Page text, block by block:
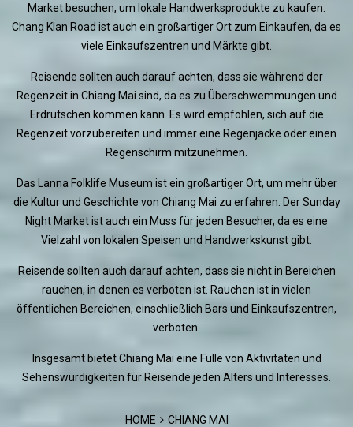
Market besuchen, um lokale Handwerksprodukte zu kaufen.
Chang Klan Road ist auch ein großartiger Ort zum Einkaufen, da es
viele Einkaufszentren und Märkte gibt.
Reisende sollten auch darauf achten, dass sie während der
Regenzeit in Chiang Mai sind, da es zu Überschwemmungen und
Erdrutschen kommen kann. Es wird empfohlen, sich auf die
Regenzeit vorzubereiten und immer eine Regenjacke oder einen
Regenschirm mitzunehmen.
Das Lanna Folklife Museum ist ein großartiger Ort, um mehr über
die Kultur und Geschichte von Chiang Mai zu erfahren. Der Sunday
Night Market ist auch ein Muss für jeden Besucher, da es eine
Vielzahl von lokalen Speisen und Handwerkskunst gibt.
Reisende sollten auch darauf achten, dass sie nicht in Bereichen
rauchen, in denen es verboten ist. Rauchen ist in vielen
öffentlichen Bereichen, einschließlich Bars und Einkaufszentren,
verboten.
Insgesamt bietet Chiang Mai eine Fülle von Aktivitäten und
Sehenswürdigkeiten für Reisende jeden Alters und Interesses.
HOME CHIANG MAI